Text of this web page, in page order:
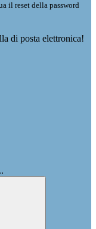
il reset della password
di posta elettronica!